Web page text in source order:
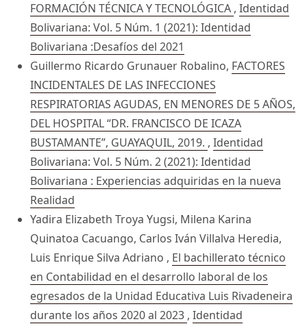
FORMACIÓN TÉCNICA Y TECNOLÓGICA , Identidad
Bolivariana: Vol. 5 Núm. 1 (2021): Identidad
Bolivariana :Desafíos del 2021
Guillermo Ricardo Grunauer Robalino, FACTORES
INCIDENTALES DE LAS INFECCIONES
RESPIRATORIAS AGUDAS, EN MENORES DE 5 AÑOS,
DEL HOSPITAL “DR. FRANCISCO DE ICAZA
BUSTAMANTE”, GUAYAQUIL, 2019. , Identidad
Bolivariana: Vol. 5 Núm. 2 (2021): Identidad
Bolivariana : Experiencias adquiridas en la nueva
Realidad
Yadira Elizabeth Troya Yugsi, Milena Karina
Quinatoa Cacuango, Carlos Iván Villalva Heredia,
Luis Enrique Silva Adriano , El bachillerato técnico
en Contabilidad en el desarrollo laboral de los
egresados de la Unidad Educativa Luis Rivadeneira
durante los años 2020 al 2023 , Identidad